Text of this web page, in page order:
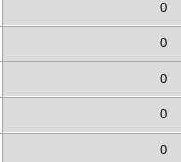
0
0
0
0
0